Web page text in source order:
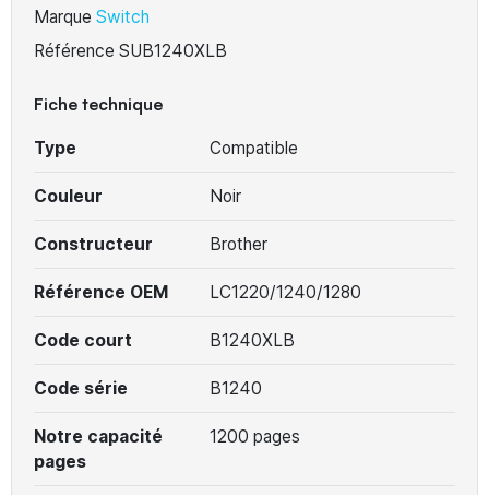
Marque Switch
Référence SUB1240XLB
Fiche technique
Type Compatible
Couleur Noir
Constructeur Brother
Référence OEM LC1220/1240/1280
Code court B1240XLB
Code série B1240
Notre capacité
pages
1200 pages